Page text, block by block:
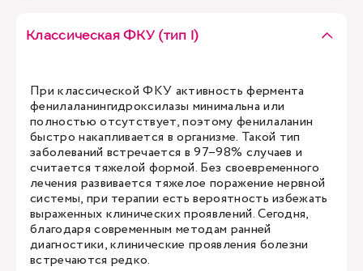
Классическая ФКУ (тип I)
При классической ФКУ активность фермента
фенилаланингидроксилазы минимальна или
полностью отсутствует, поэтому фенилаланин
быстро накапливается в организме. Такой тип
заболеваний встречается в 97–98% случаев и
считается тяжелой формой. Без своевременного
лечения развивается тяжелое поражение нервной
системы, при терапии есть вероятность избежать
выраженных клинических проявлений. Сегодня,
благодаря современным методам ранней
диагностики, клинические проявления болезни
встречаются редко.